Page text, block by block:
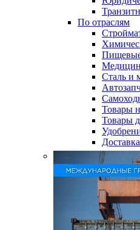
По отраслям
Сталь и
Товары
Товары